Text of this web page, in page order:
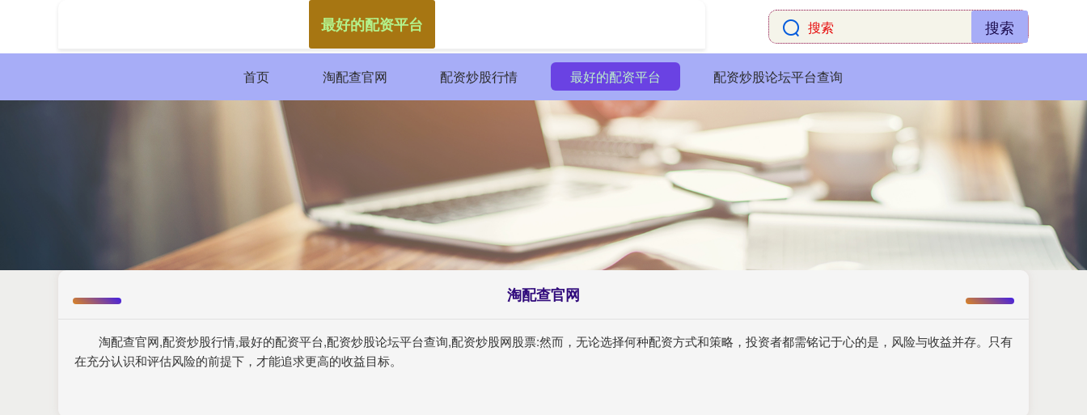
搜索
首页 淘配查官网 配资炒股行情 最好的配资平台 配资炒股论坛平台查询
淘配查官网
淘配查官网,配资炒股行情,最好的配资平台,配资炒股论坛平台查询,配资炒股网股票:然而，无论选择何种配资方式和策略，投资者都需铭记于心的是，风险与收益并存。只有
在充分认识和评估风险的前提下，才能追求更高的收益目标。
最好的配资平台